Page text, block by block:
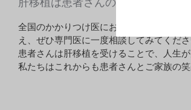
全国のかかりつけ医にお願いしたいこと
え、ぜひ専門医に一度相談してみてくだ
患者さんは肝移植を受けることで、人生
私たちはこれからも患者さんとご家族の